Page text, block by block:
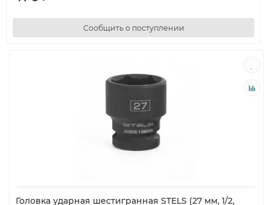
Сообщить о поступлении
Головка ударная шестигранная STELS (27 мм, 1/2,